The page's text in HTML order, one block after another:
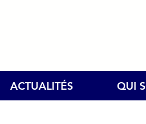
ACTUALITÉS QUI